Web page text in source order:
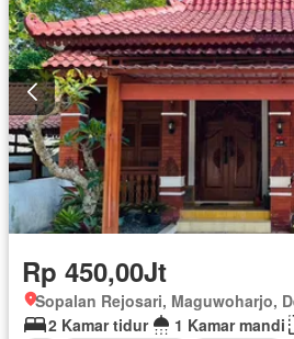
Rp 450,00Jt
2 Kamar tidur
1 Kamar mandi